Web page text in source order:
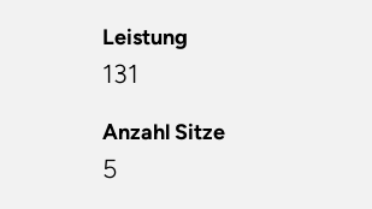
Leistung
131
Anzahl Sitze
5